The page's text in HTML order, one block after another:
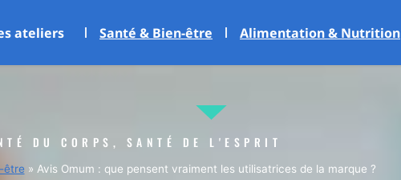
ateliers Santé & Bien-être Alimentation & Nutrition
DU CORPS, SANTÉ DE L'ESPRIT
être » Avis Omum : que pensent vraiment les utilisatrices de la marque ?